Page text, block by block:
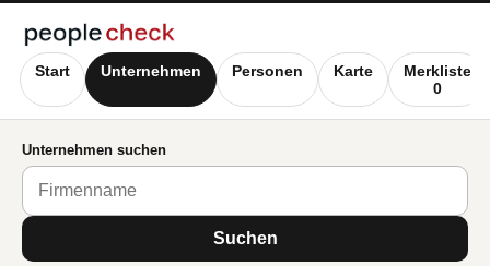
Start Unternehmen Personen Karte
Merkliste
0
Unternehmen suchen
Suchen